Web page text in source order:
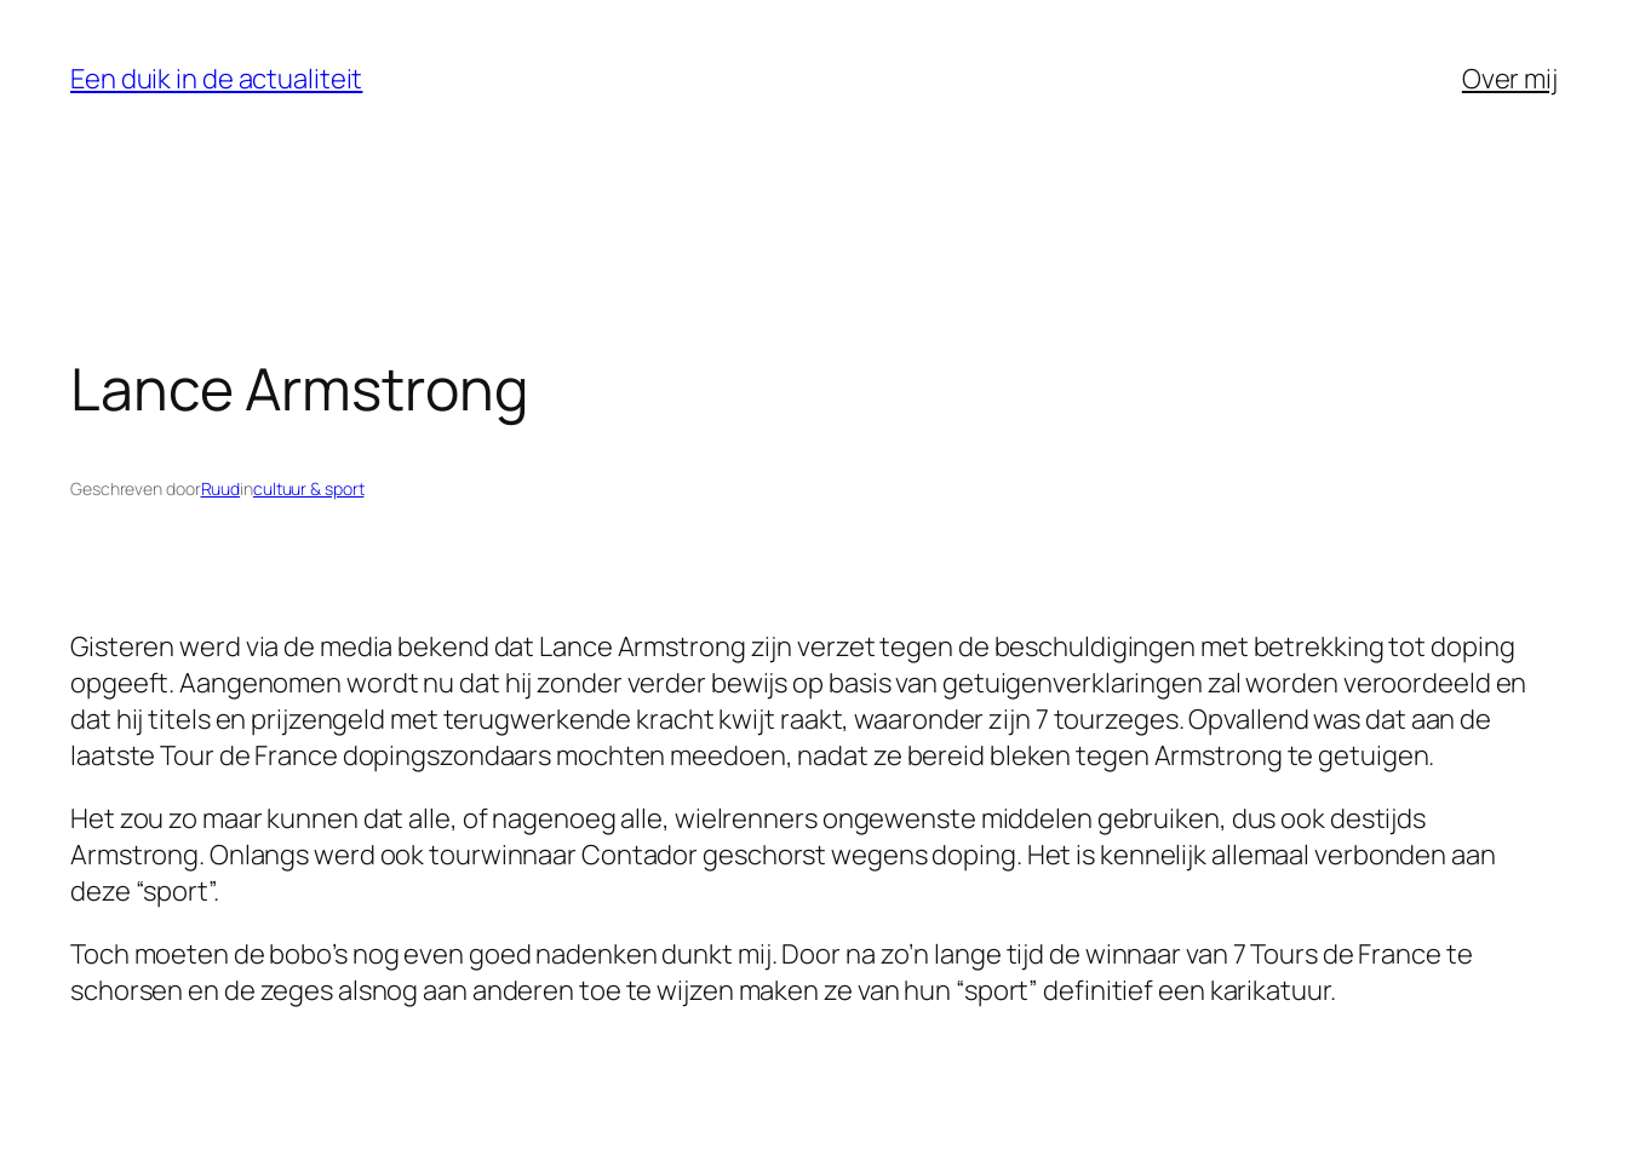
Een duik in de actualiteit Over mij
Lance Armstrong
Geschreven doorRuudincultuur & sport
Gisteren werd via de media bekend dat Lance Armstrong zijn verzet tegen de beschuldigingen met betrekking tot doping
opgeeft. Aangenomen wordt nu dat hij zonder verder bewijs op basis van getuigenverklaringen zal worden veroordeeld en
dat hij titels en prijzengeld met terugwerkende kracht kwijt raakt, waaronder zijn 7 tourzeges. Opvallend was dat aan de
laatste Tour de France dopingszondaars mochten meedoen, nadat ze bereid bleken tegen Armstrong te getuigen.
Het zou zo maar kunnen dat alle, of nagenoeg alle, wielrenners ongewenste middelen gebruiken, dus ook destijds
Armstrong. Onlangs werd ook tourwinnaar Contador geschorst wegens doping. Het is kennelijk allemaal verbonden aan
deze “sport”.
Toch moeten de bobo’s nog even goed nadenken dunkt mij. Door na zo’n lange tijd de winnaar van 7 Tours de France te
schorsen en de zeges alsnog aan anderen toe te wijzen maken ze van hun “sport” definitief een karikatuur.